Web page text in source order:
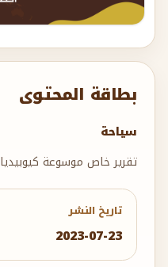
بطاقة المحتوى
سياحة
تقرير خاص موسوعة كيوبيديا
تاريخ النشر
2023-07-23